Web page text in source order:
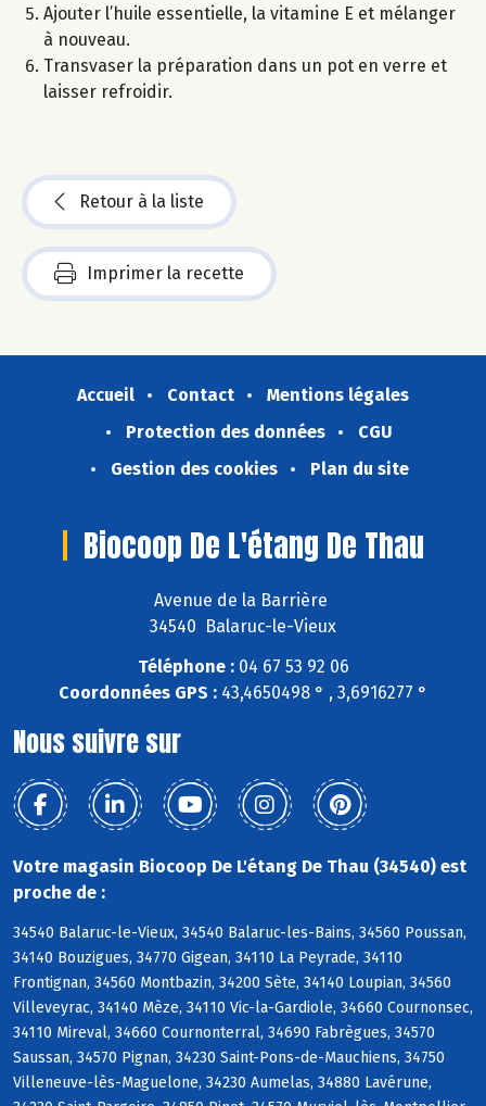
Ajouter l’huile essentielle, la vitamine E et mélanger
à nouveau.
Transvaser la préparation dans un pot en verre et
laisser refroidir.
Retour à la liste
Imprimer la recette
Accueil Contact
Mentions légales
Protection des données
CGU
Gestion des cookies
Plan du site
Biocoop De L'étang De Thau
Avenue de la Barrière
34540 Balaruc-le-Vieux
Téléphone :04 67 53 92 06
Coordonnées GPS : 43,4650498 ° , 3,6916277 °
Nous suivre sur
Votre magasin Biocoop De L'étang De Thau (34540) est
proche de :
34540 Balaruc-le-Vieux, 34540 Balaruc-les-Bains, 34560 Poussan,
34140 Bouzigues, 34770 Gigean, 34110 La Peyrade, 34110
Frontignan, 34560 Montbazin, 34200 Sète, 34140 Loupian, 34560
Villeveyrac, 34140 Mèze, 34110 Vic-la-Gardiole, 34660 Cournonsec,
34110 Mireval, 34660 Cournonterral, 34690 Fabrègues, 34570
Saussan, 34570 Pignan, 34230 Saint-Pons-de-Mauchiens, 34750
Villeneuve-lès-Maguelone, 34230 Aumelas, 34880 Lavérune,